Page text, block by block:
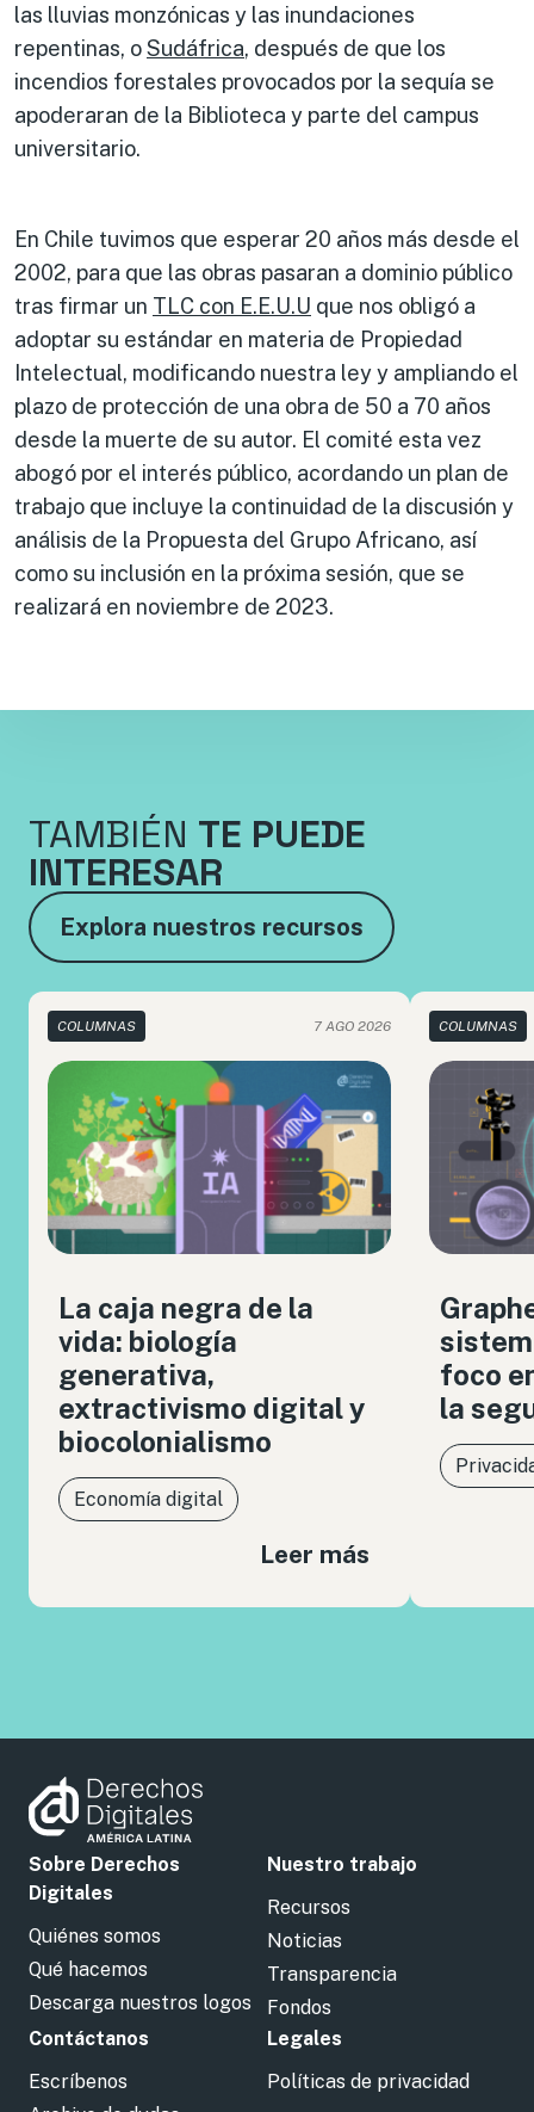
las lluvias monzónicas y las inundaciones
repentinas, oSudáfrica, después de que los
incendios forestales provocados por la sequía se
apoderaran de la Biblioteca y parte del campus
universitario.
En Chile tuvimos que esperar 20 años más desde el
2002, para que las obras pasaran a dominio público
tras firmar un TLC con E.E.U.U que nos obligó a
adoptar su estándar en materia de Propiedad
Intelectual, modificando nuestra ley y ampliando el
plazo de protección de una obra de 50 a 70 años
desde la muerte de su autor. El comité esta vez
abogó por el interés público, acordando un plan de
trabajo que incluye la continuidad de la discusión y
análisis de la Propuesta del Grupo Africano, así
como su inclusión en la próxima sesión, que se
realizará en noviembre de 2023.
TAMBIÉN TE PUEDE
INTERESAR
Explora nuestros recursos
COLUMNAS 7 AGO 2026
La caja negra de la
vida: biología
generativa,
extractivismo digital y
biocolonialismo
Economía digital
Leer más
COLUMNAS
foco
la
Sobre Derechos
Digitales
Quiénes somos
Qué hacemos
Descarga nuestros logos
Nuestro trabajo
Recursos
Noticias
Transparencia
Fondos
Contáctanos
Escríbenos
Legales
Políticas de privacidad